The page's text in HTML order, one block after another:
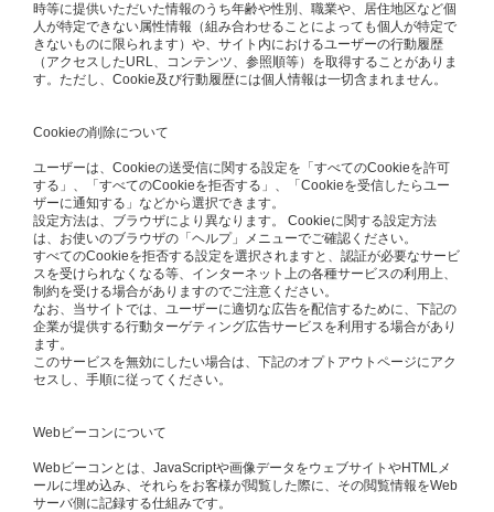
時等に提供いただいた情報のうち年齢や性別、職業や、居住地区など個
人が特定できない属性情報（組み合わせることによっても個人が特定で
きないものに限られます）や、サイト内におけるユーザーの行動履歴
（アクセスしたURL、コンテンツ、参照順等）を取得することがありま
す。ただし、Cookie及び行動履歴には個人情報は一切含まれません。
Cookieの削除について
ユーザーは、Cookieの送受信に関する設定を「すべてのCookieを許可
する」、「すべてのCookieを拒否する」、「Cookieを受信したらユー
ザーに通知する」などから選択できます。
設定方法は、ブラウザにより異なります。 Cookieに関する設定方法
は、お使いのブラウザの「ヘルプ」メニューでご確認ください。
すべてのCookieを拒否する設定を選択されますと、認証が必要なサービ
スを受けられなくなる等、インターネット上の各種サービスの利用上、
制約を受ける場合がありますのでご注意ください。
なお、当サイトでは、ユーザーに適切な広告を配信するために、下記の
企業が提供する行動ターゲティング広告サービスを利用する場合があり
ます。
このサービスを無効にしたい場合は、下記のオプトアウトページにアク
セスし、手順に従ってください。
Webビーコンについて
Webビーコンとは、JavaScriptや画像データをウェブサイトやHTMLメ
ールに埋め込み、それらをお客様が閲覧した際に、その閲覧情報をWeb
サーバ側に記録する仕組みです。